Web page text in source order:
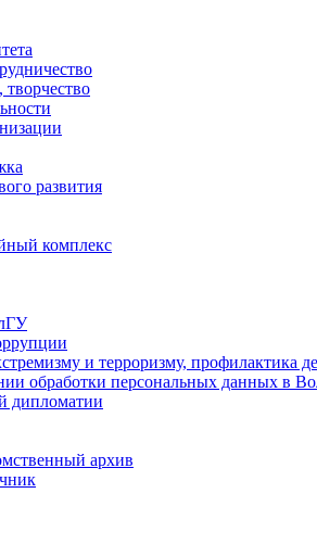
творчество
развития
комплекс
и терроризму, профилактика
обработки персональных данных в
дипломатии
архив